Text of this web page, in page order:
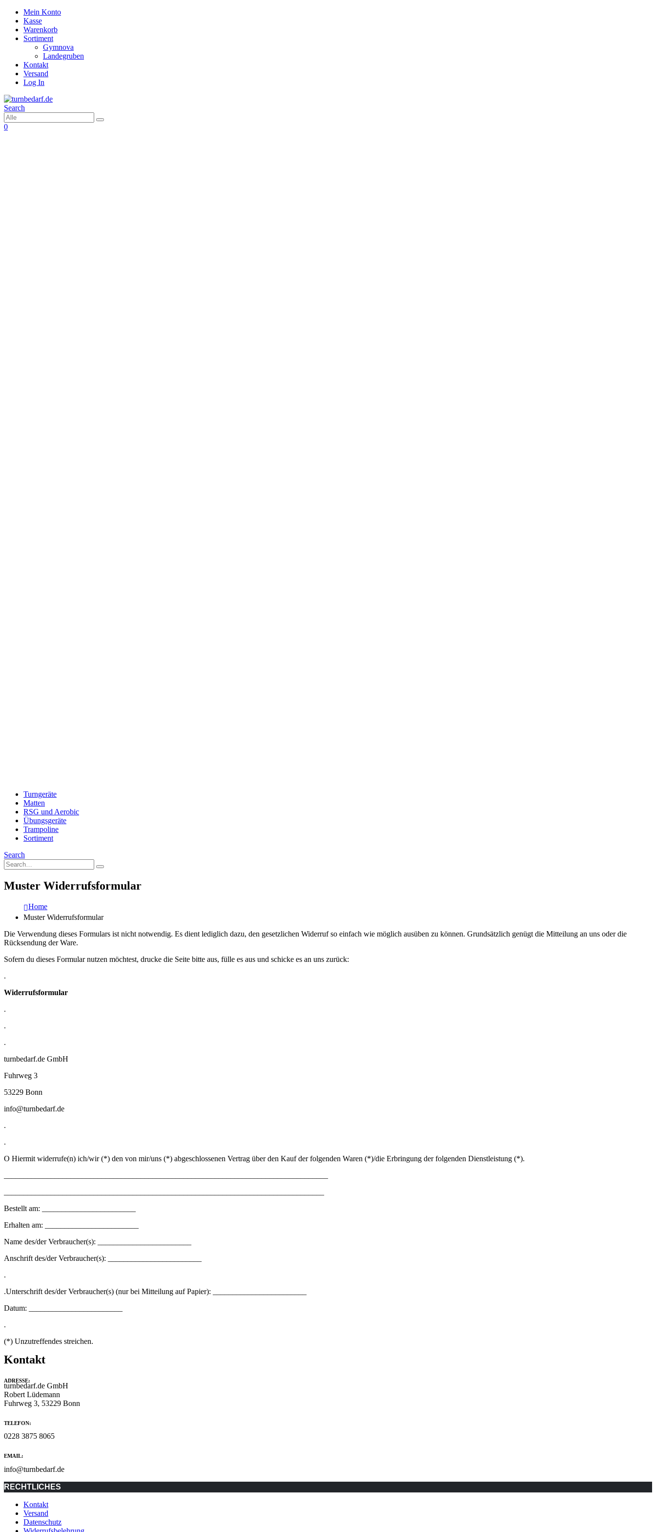
Mein Konto
Kasse
Warenkorb
Sortiment
Gymnova
Landegruben
Kontakt
Versand
Log In
Search
0
Turngeräte
Matten
RSG und Aerobic
Übungsgeräte
Trampoline
Sortiment
Search
Muster Widerrufsformular
Home
Muster Widerrufsformular
Die Verwendung dieses Formulars ist nicht notwendig. Es dient lediglich dazu, den gesetzlichen Widerruf so einfach wie möglich ausüben zu können. Grundsätzlich genügt die Mitteilung an uns oder die
Rücksendung der Ware.
Sofern du dieses Formular nutzen möchtest, drucke die Seite bitte aus, fülle es aus und schicke es an uns zurück:
.
Widerrufsformular
.
.
.
turnbedarf.de GmbH
Fuhrweg 3
53229 Bonn
info@turnbedarf.de
.
.
O Hiermit widerrufe(n) ich/wir (*) den von mir/uns (*) abgeschlossenen Vertrag über den Kauf der folgenden Waren (*)/die Erbringung der folgenden Dienstleistung (*).
Bestellt am: ________________________
Erhalten am: ________________________
Name des/der Verbraucher(s): ________________________
Anschrift des/der Verbraucher(s): ________________________
.
.Unterschrift des/der Verbraucher(s) (nur bei Mitteilung auf Papier): ________________________
Datum: ________________________
.
(*) Unzutreffendes streichen.
Kontakt
ADRESSE:
turnbedarf.de GmbH
Robert Lüdemann
Fuhrweg 3, 53229 Bonn
TELEFON:
0228 3875 8065
EMAIL:
info@turnbedarf.de
RECHTLICHES
Kontakt
Versand
Datenschutz